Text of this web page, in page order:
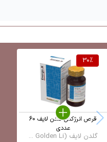
30%
قرص انرژکس گلدن لایف 60
عددی
گلدن لایف (Golden Li ...